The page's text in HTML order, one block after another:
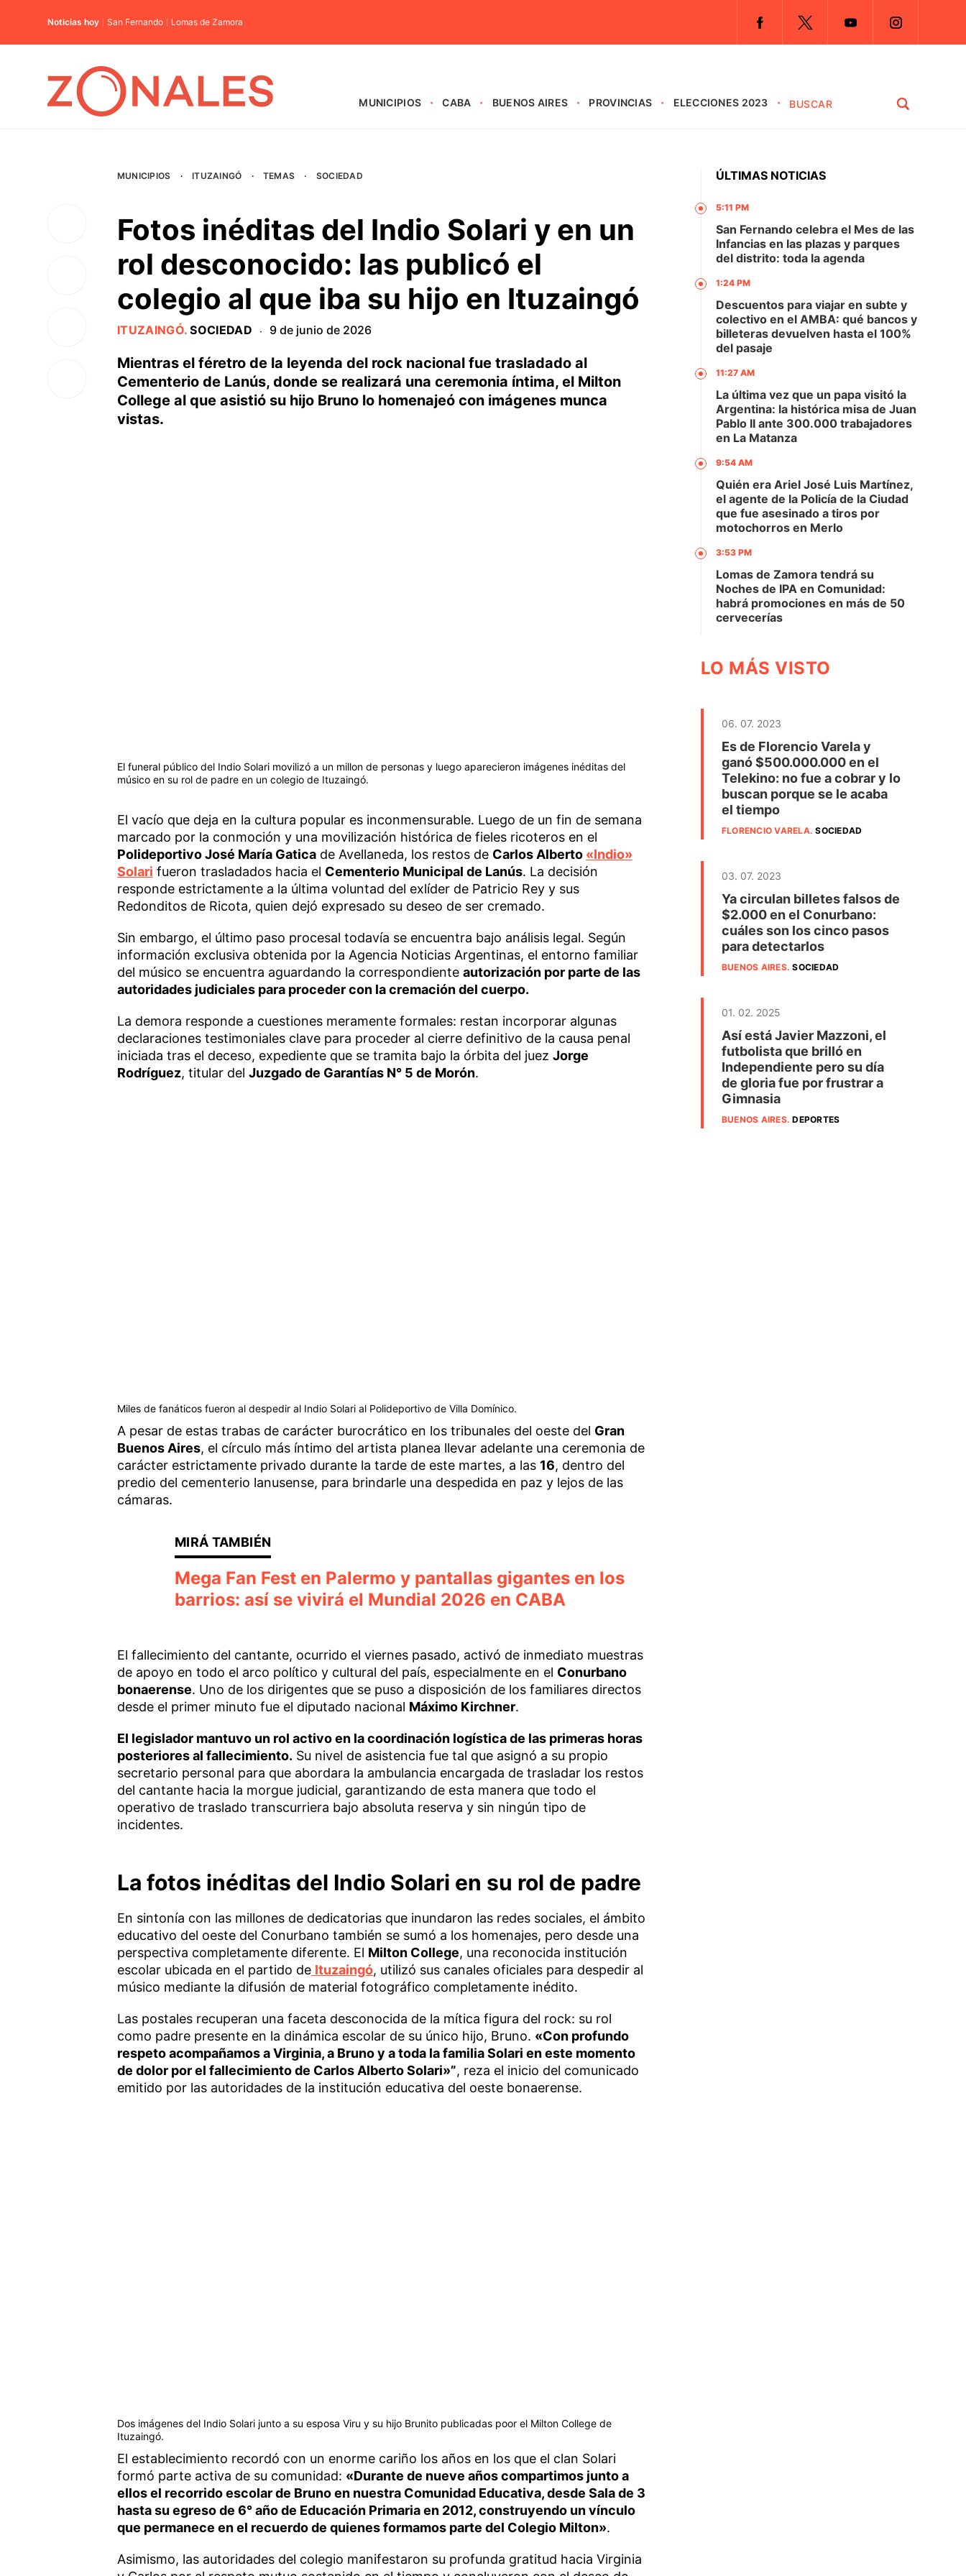
Noticias hoy San Fernando Lomas de Zamora
MUNICIPIOS CABA BUENOS AIRES PROVINCIAS ELECCIONES 2023
MUNICIPIOS · ITUZAINGÓ · TEMAS · SOCIEDAD
Fotos inéditas del Indio Solari y en un
rol desconocido: las publicó el
colegio al que iba su hijo en Ituzaingó
ITUZAINGÓ.SOCIEDAD · 9 de junio de 2026
Mientras el féretro de la leyenda del rock nacional fue trasladado al
Cementerio de Lanús, donde se realizará una ceremonia íntima, el Milton
College al que asistió su hijo Bruno lo homenajeó con imágenes munca
vistas.
El funeral público del Indio Solari movilizó a un millon de personas y luego aparecieron imágenes inéditas del
músico en su rol de padre en un colegio de Ituzaingó.
El vacío que deja en la cultura popular es inconmensurable. Luego de un fin de semana
marcado por la conmoción y una movilización histórica de fieles ricoteros en el
Polideportivo José María Gaticade Avellaneda, los restos de Carlos Alberto «Indio»
Solari fueron trasladados hacia el Cementerio Municipal de Lanús. La decisión
responde estrictamente a la última voluntad del exlíder de Patricio Rey y sus
Redonditos de Ricota, quien dejó expresado su deseo de ser cremado.
Sin embargo, el último paso procesal todavía se encuentra bajo análisis legal. Según
información exclusiva obtenida por la Agencia Noticias Argentinas, el entorno familiar
del músico se encuentra aguardando la correspondiente autorización por parte de las
autoridades judiciales para proceder con la cremación del cuerpo.
La demora responde a cuestiones meramente formales: restan incorporar algunas
declaraciones testimoniales clave para proceder al cierre definitivo de la causa penal
iniciada tras el deceso, expediente que se tramita bajo la órbita del juez Jorge
Rodríguez, titular del Juzgado de Garantías N° 5 de Morón.
Miles de fanáticos fueron al despedir al Indio Solari al Polideportivo de Villa Domínico.
A pesar de estas trabas de carácter burocrático en los tribunales del oeste del Gran
Buenos Aires, el círculo más íntimo del artista planea llevar adelante una ceremonia de
carácter estrictamente privado durante la tarde de este martes, a las 16, dentro del
predio del cementerio lanusense, para brindarle una despedida en paz y lejos de las
cámaras.
Mega Fan Fest en Palermo y pantallas gigantes en los
barrios: así se vivirá el Mundial 2026 en CABA
El fallecimiento del cantante, ocurrido el viernes pasado, activó de inmediato muestras
de apoyo en todo el arco político y cultural del país, especialmente en el Conurbano
bonaerense. Uno de los dirigentes que se puso a disposición de los familiares directos
desde el primer minuto fue el diputado nacional Máximo Kirchner.
El legislador mantuvo un rol activo en la coordinación logística de las primeras horas
posteriores al fallecimiento. Su nivel de asistencia fue tal que asignó a su propio
secretario personal para que abordara la ambulancia encargada de trasladar los restos
del cantante hacia la morgue judicial, garantizando de esta manera que todo el
operativo de traslado transcurriera bajo absoluta reserva y sin ningún tipo de
incidentes.
La fotos inéditas del Indio Solari en su rol de padre
En sintonía con las millones de dedicatorias que inundaron las redes sociales, el ámbito
educativo del oeste del Conurbano también se sumó a los homenajes, pero desde una
perspectiva completamente diferente. El Milton College, una reconocida institución
escolar ubicada en el partido de Ituzaingó, utilizó sus canales oficiales para despedir al
músico mediante la difusión de material fotográfico completamente inédito.
Las postales recuperan una faceta desconocida de la mítica figura del rock: su rol
como padre presente en la dinámica escolar de su único hijo, Bruno. «Con profundo
respeto acompañamos a Virginia, a Bruno y a toda la familia Solari en este momento
de dolor por el fallecimiento de Carlos Alberto Solari»”, reza el inicio del comunicado
emitido por las autoridades de la institución educativa del oeste bonaerense.
Dos imágenes del Indio Solari junto a su esposa Viru y su hijo Brunito publicadas poor el Milton College de
Ituzaingó.
El establecimiento recordó con un enorme cariño los años en los que el clan Solari
formó parte activa de su comunidad: «Durante de nueve años compartimos junto a
ellos el recorrido escolar de Bruno en nuestra Comunidad Educativa, desde Sala de 3
hasta su egreso de 6° año de Educación Primaria en 2012, construyendo un vínculo
que permanece en el recuerdo de quienes formamos parte del Colegio Milton».
Asimismo, las autoridades del colegio manifestaron su profunda gratitud hacia Virginia
ÚLTIMAS NOTICIAS
5:11 PM
San Fernando celebra el Mes de las
Infancias en las plazas y parques
del distrito: toda la agenda
1:24 PM
Descuentos para viajar en subte y
colectivo en el AMBA: qué bancos y
billeteras devuelven hasta el 100%
del pasaje
11:27 AM
La última vez que un papa visitó la
Argentina: la histórica misa de Juan
Pablo II ante 300.000 trabajadores
en La Matanza
9:54 AM
Quién era Ariel José Luis Martínez,
el agente de la Policía de la Ciudad
que fue asesinado a tiros por
motochorros en Merlo
3:53 PM
Lomas de Zamora tendrá su
Noches de IPA en Comunidad:
habrá promociones en más de 50
cervecerías
LO MÁS VISTO
06. 07. 2023
Es de Florencio Varela y
ganó $500.000.000 en el
Telekino: no fue a cobrar y lo
buscan porque se le acaba
el tiempo
FLORENCIO VARELA.SOCIEDAD
03. 07. 2023
Ya circulan billetes falsos de
$2.000 en el Conurbano:
cuáles son los cinco pasos
para detectarlos
BUENOS AIRES.SOCIEDAD
01. 02. 2025
Así está Javier Mazzoni, el
futbolista que brilló en
Independiente pero su día
de gloria fue por frustrar a
Gimnasia
BUENOS AIRES.DEPORTES